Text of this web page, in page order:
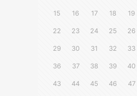
15 16 17 18 19
22 23 24 25 26
29 30 31 32 33
36 37 38 39 40
43 44 45 46 47